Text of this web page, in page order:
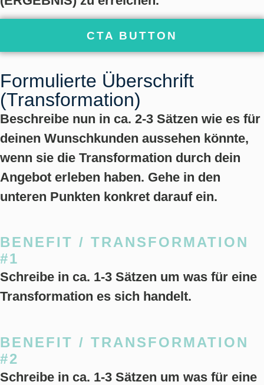
CTA BUTTON
Formulierte Überschrift
(Transformation)
Beschreibe nun in ca. 2-3 Sätzen wie es für
deinen Wunschkunden aussehen könnte,
wenn sie die Transformation durch dein
Angebot erleben haben. Gehe in den
unteren Punkten konkret darauf ein.
BENEFIT / TRANSFORMATION
#1
Schreibe in ca. 1-3 Sätzen um was für eine
Transformation es sich handelt.
BENEFIT / TRANSFORMATION
#2
Schreibe in ca. 1-3 Sätzen um was für eine